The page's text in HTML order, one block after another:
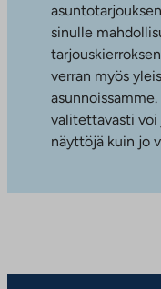
sinulle
verran myös
valitettavasti voi
näyttöjä kuin jo